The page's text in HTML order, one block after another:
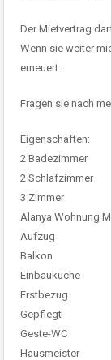
Der Mietvertrag
Wenn sie weiter
erneuert…
Fragen sie nach
Eigenschaften:
2 Badezimmer
2 Schlafzimmer
3 Zimmer
Alanya Wohnung
Aufzug
Balkon
Einbauküche
Erstbezug
Gepflegt
Geste-WC
Hausmeister